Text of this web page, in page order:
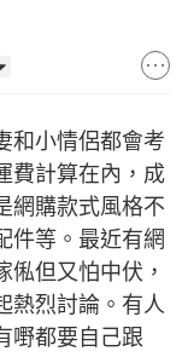
和小情侶都會考
費計算在內，成
網購款式風格不
件等。最近有網
俬但又怕中伏，
熱烈討論。有人
嘢都要自己跟